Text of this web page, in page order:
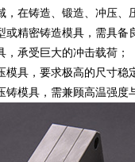
在铸造、锻造、冲压、
精密铸造模具，需具备
承受巨大的冲击载荷；
具，要求极高的尺寸稳
模具，需兼顾高温强度